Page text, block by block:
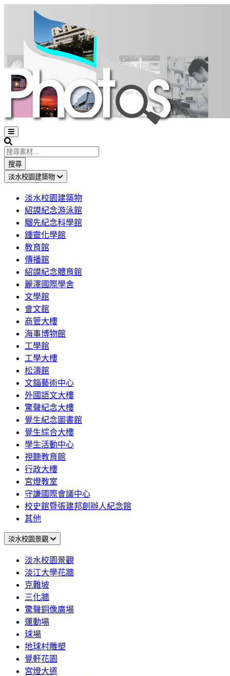
Open
sidebar
Search
搜尋
淡水校園建築物
淡水校園建築物
紹謨紀念游泳館
騮先紀念科學館
鍾靈化學館
教育館
傳播館
紹謨紀念體育館
麗澤國際學舍
文學館
會文館
商管大樓
海事博物館
工學館
工學大樓
松濤館
文錙藝術中心
外國語文大樓
驚聲紀念大樓
覺生紀念圖書館
覺生綜合大樓
學生活動中心
視聽教育館
行政大樓
宮燈教室
守謙國際會議中心
校史館暨張建邦創辦人紀念館
其他
淡水校園景觀
淡水校園景觀
淡江大學花牆
克難坡
三化牆
驚聲銅像廣場
運動場
球場
地球村雕塑
覺軒花園
宮燈大道